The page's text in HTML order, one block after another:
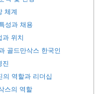
체계
성과 채용
과 위치
골드만삭스 한국인
진
의 역할과 리더십
스의 역할